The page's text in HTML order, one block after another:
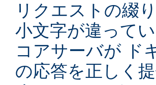
リクエストの綴
小文字が違って
コアサーバが ド
の応答を正しく